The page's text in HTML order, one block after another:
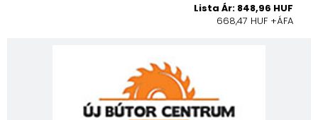
Lista Ár: 848,96 HUF
668,47 HUF +ÁFA